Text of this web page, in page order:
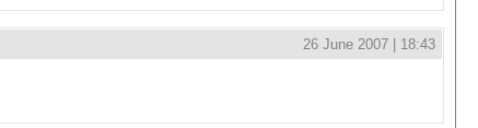
26 June 2007 | 18:43